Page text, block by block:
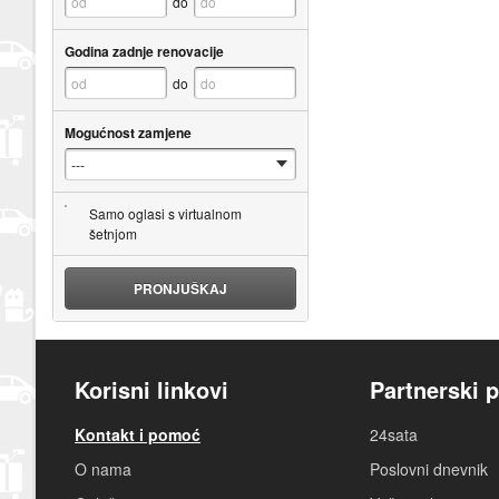
Godina zadnje renovacije
do
Mogućnost zamjene
Samo oglasi s virtualnom
šetnjom
PRONJUŠKAJ
Korisni linkovi
Kontakt i pomoć
O nama
Partnerski
24sata
Poslovni dnevnik